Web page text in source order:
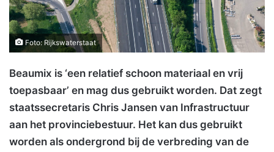
Foto: Rijkswaterstaat
Beaumix is ‘een relatief schoon materiaal en vrij
toepasbaar’ en mag dus gebruikt worden. Dat zegt
staatssecretaris Chris Jansen van Infrastructuur
aan het provinciebestuur. Het kan dus gebruikt
worden als ondergrond bij de verbreding van de